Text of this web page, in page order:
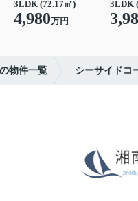
3LDK (72.17㎡)
4,980万円
3LDK
物件一覧 シーサイド